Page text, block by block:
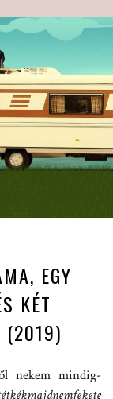
EGY
KÉT
(2019)
nekem mindig-